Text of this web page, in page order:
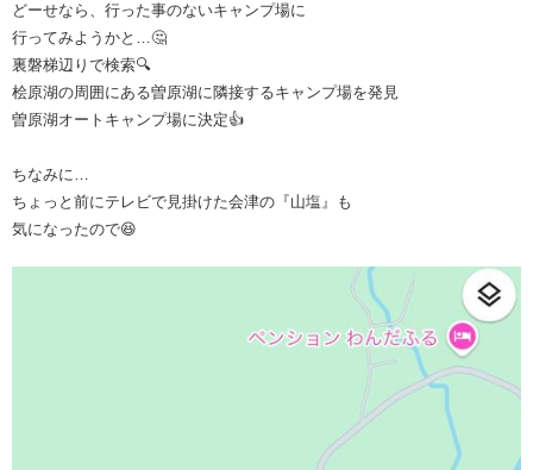
どーせなら、行った事のないキャンプ場に
行ってみようかと…🤔
裏磐梯辺りで検索🔍
桧原湖の周囲にある曽原湖に隣接するキャンプ場を発見
曽原湖オートキャンプ場に決定👍
ちなみに…
ちょっと前にテレビで見掛けた会津の『山塩』も
気になったので😆